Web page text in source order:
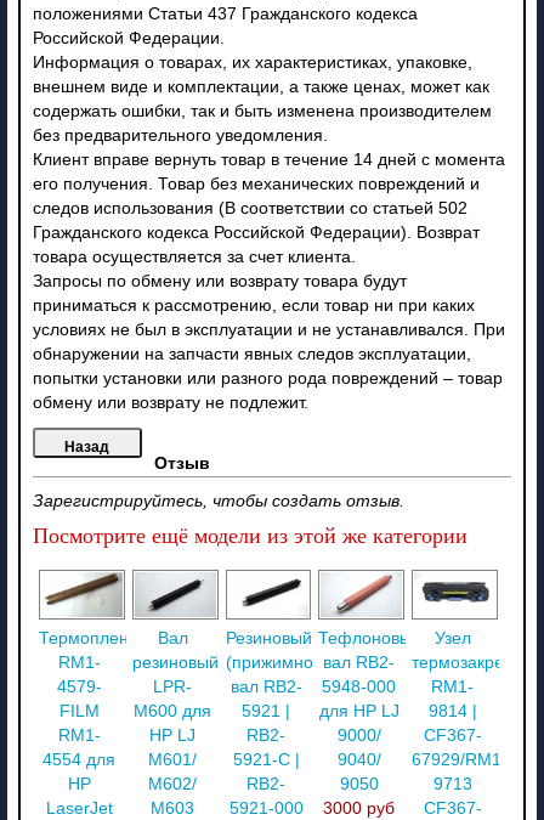
положениями Статьи 437 Гражданского кодекса
Российской Федерации.
Информация о товарах, их характеристиках, упаковке,
внешнем виде и комплектации, а также ценах, может как
содержать ошибки, так и быть изменена производителем
без предварительного уведомления.
Клиент вправе вернуть товар в течение 14 дней с момента
его получения. Товар без механических повреждений и
следов использования (В соответствии со статьей 502
Гражданского кодекса Российской Федерации). Возврат
товара осуществляется за счет клиента.
Запросы по обмену или возврату товара будут
приниматься к рассмотрению, если товар ни при каких
условиях не был в эксплуатации и не устанавливался. При
обнаружении на запчасти явных следов эксплуатации,
попытки установки или разного рода повреждений – товар
обмену или возврату не подлежит.
Отзыв
Зарегистрируйтесь, чтобы создать отзыв.
Посмотрите ещё модели из этой же категории
Термопленка
RM1-
4579-
FILM
RM1-
4554 для
HP
LaserJet
Вал
резиновый
LPR-
M600 для
HP LJ
M601/
M602/
M603
Резиновый
(прижимной)
вал RB2-
5921 |
RB2-
5921-C |
RB2-
5921-000
Тефлоновый
вал RB2-
5948-000
для HP LJ
9000/
9040/
9050
3000 руб
Узел
RM1-
9814 |
CF367-
67929/RM1-
9713
CF367-